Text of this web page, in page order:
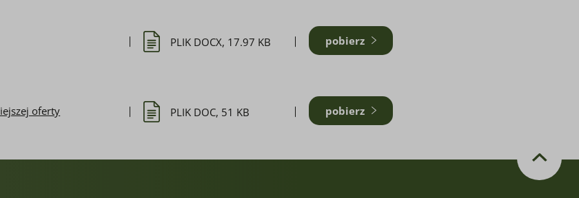
PLIK DOCX, 17.97 KB pobierz
oferty PLIK DOC, 51 KB pobierz